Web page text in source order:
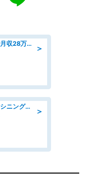
＞
検査/検品/ライン作業 軽作業で月収28万円可 センサー部品の箱詰め 日勤 土日休
＞
自動加工機の操作スタッフ・マシニングセンタ/工業系卒歓迎/未経験OK/ブランクOK/週休2日制/年間休日125日